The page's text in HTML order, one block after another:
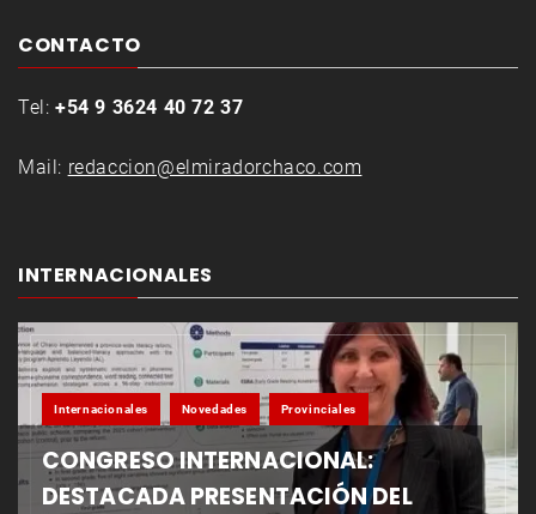
CONTACTO
Tel: +54 9 3624 40 72 37
Mail: redaccion@elmiradorchaco.com
INTERNACIONALES
Internacionales Novedades Provinciales
CONGRESO INTERNACIONAL:
DESTACADA PRESENTACIÓN DEL